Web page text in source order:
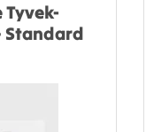
Standard